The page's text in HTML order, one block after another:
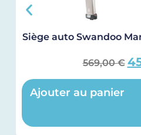
Siège auto Swandoo
569,00€
Ajouter au panier